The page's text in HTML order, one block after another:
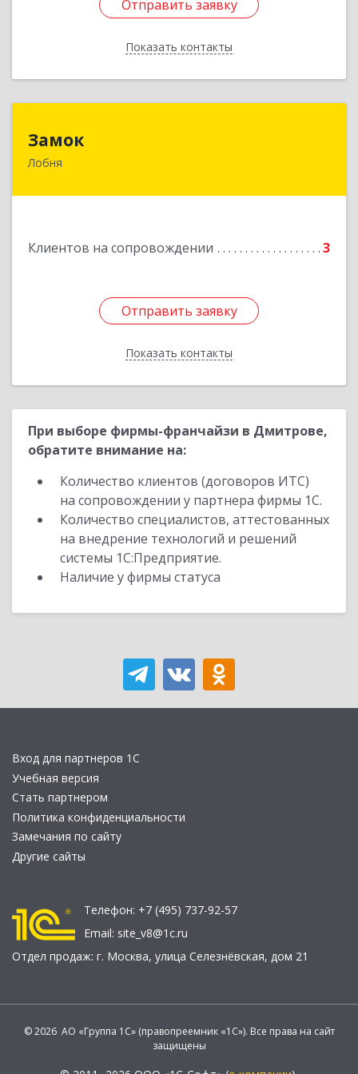
Отправить заявку
Показать контакты
Отправить заявку
Назад
Замок
Лобня
Клиентов на сопровождении 3
Отправить заявку
Показать контакты
Россия, 141730, Московская область, г. Лобня,
Отправить заявку
Назад
При выборе фирмы-франчайзи в Дмитрове,
обратите внимание на:
Количество клиентов (договоров ИТС)
на сопровождении у партнера фирмы 1С.
Количество специалистов, аттестованных
на внедрение технологий и решений
системы 1С:Предприятие.
Наличие у фирмы статуса
Вход для партнеров 1С
Учебная версия
Стать партнером
Политика конфиденциальности
Замечания по сайту
Другие сайты
Телефон: +7 (495) 737-92-57
Email: site_v8@1c.ru
Отдел продаж: г. Москва, улица Селезнёвская, дом 21
© 2026 АО «Группа 1С» (правопреемник «1С»). Все права на сайт
защищены